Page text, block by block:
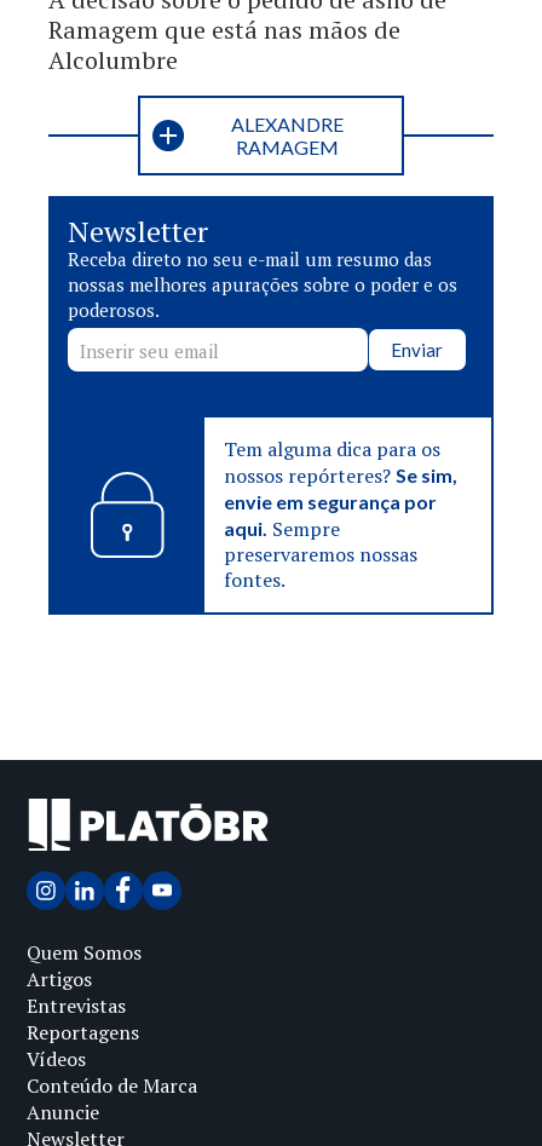
Ramagem que está nas mãos de
Alcolumbre
ALEXANDRE
RAMAGEM
Newsletter
Receba direto no seu e-mail um resumo das
nossas melhores apurações sobre o poder e os
poderosos.
Enviar
Tem alguma dica para os
nossos repórteres?Se sim,
envie em segurança por
aqui. Sempre
preservaremos nossas
fontes.
Quem Somos
Artigos
Entrevistas
Reportagens
Vídeos
Conteúdo de Marca
Anuncie
Newsletter